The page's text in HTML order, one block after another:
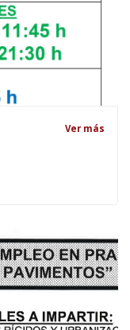
Ver más